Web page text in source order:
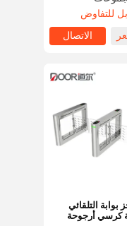
للتفاوض
الاتصال
بوابة التلقائي
كرسي أرجوحة